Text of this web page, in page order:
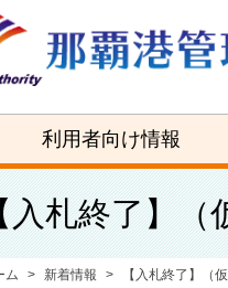
利用者向け情報
入札終了】（
ム 新着情報 【入札終了】（